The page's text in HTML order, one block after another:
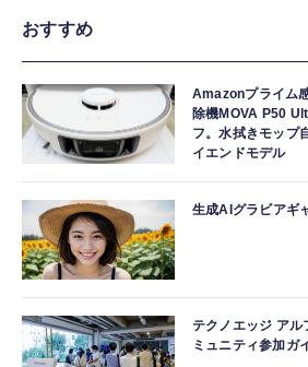
おすすめ
Amazonプライム
除機MOVA P50
フ。水拭きモップ
イエンドモデル
生成AIグラビアギ
テクノエッジ アル
ミュニティ参加ガ